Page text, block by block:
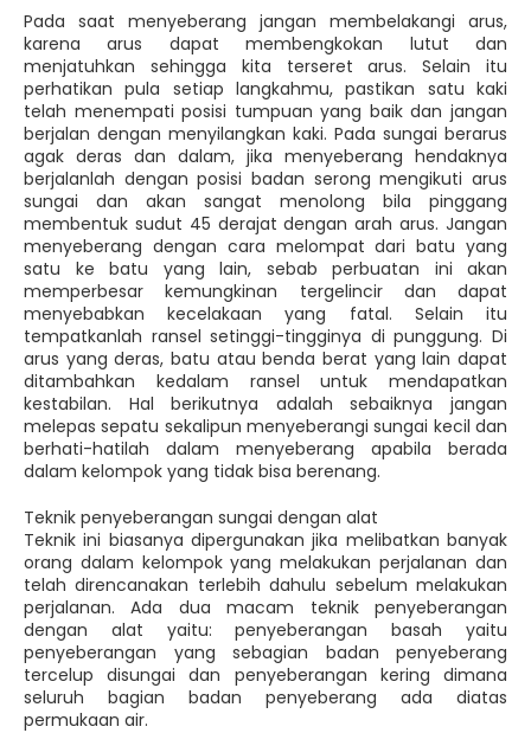
Pada saat menyeberang jangan membelakangi arus,
karena arus dapat membengkokan lutut dan
menjatuhkan sehingga kita terseret arus. Selain itu
perhatikan pula setiap langkahmu, pastikan satu kaki
telah menempati posisi tumpuan yang baik dan jangan
berjalan dengan menyilangkan kaki. Pada sungai berarus
agak deras dan dalam, jika menyeberang hendaknya
berjalanlah dengan posisi badan serong mengikuti arus
sungai dan akan sangat menolong bila pinggang
membentuk sudut 45 derajat dengan arah arus. Jangan
menyeberang dengan cara melompat dari batu yang
satu ke batu yang lain, sebab perbuatan ini akan
memperbesar kemungkinan tergelincir dan dapat
menyebabkan kecelakaan yang fatal. Selain itu
tempatkanlah ransel setinggi-tingginya di punggung. Di
arus yang deras, batu atau benda berat yang lain dapat
ditambahkan kedalam ransel untuk mendapatkan
kestabilan. Hal berikutnya adalah sebaiknya jangan
melepas sepatu sekalipun menyeberangi sungai kecil dan
berhati-hatilah dalam menyeberang apabila berada
dalam kelompok yang tidak bisa berenang.
Teknik penyeberangan sungai dengan alat
Teknik ini biasanya dipergunakan jika melibatkan banyak
orang dalam kelompok yang melakukan perjalanan dan
telah direncanakan terlebih dahulu sebelum melakukan
perjalanan. Ada dua macam teknik penyeberangan
dengan alat yaitu: penyeberangan basah yaitu
penyeberangan yang sebagian badan penyeberang
tercelup disungai dan penyeberangan kering dimana
seluruh bagian badan penyeberang ada diatas
permukaan air.